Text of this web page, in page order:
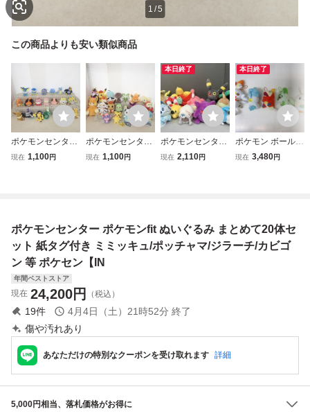
1 /5
この商品よりも安い類似商品
ポケモンセンター
ポケモンfit ぬいぐ
セン【IN
現在 1,100円
ポケモンセンター
ぬいぐるみ まとめ
トモンスター【IN
現在 1,100円
本日終了
ポケモンセンター
限定 ぬいぐるみ
メンカ 等
現在 2,110円
本日終了
ポケモン ボールチ
ェーン付 ぬいぐる
現在 3,480円
ポケモンセンター ポケモンfit ぬいぐるみ まとめて20体セ
ット 紙タグ付き ミミッキュ/ポッチャマ/ジラーチ/カビゴ
ン 等 ポケセン【IN
年間ベストストア
現在 24,200円 （税込）
19件 4月4日（土）21時52分 終了
傷や汚れあり
あなただけの特別なクーポンを受け取れます 詳細
5,000円相当、落札価格がお得に